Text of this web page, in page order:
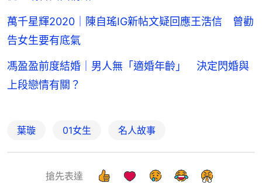
萬千星輝2020｜陳自瑤IG新帖文疑回應王浩信 曾勸
告女生要有底氣
馮盈盈前度結婚｜男人無「適婚年齡」 決定閃婚與
上段戀情有關？
葉璇 01女生 名人故事
搶先表達